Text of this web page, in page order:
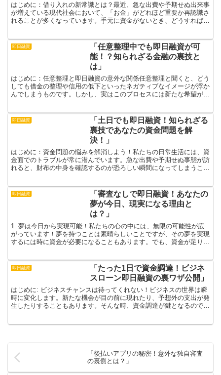
はじめに：借り入れの新常識とは？最近、急な出費や予期せぬ出来事
が増えている現代社会において、「お金」がどれほど重要か再認識さ
れることが多くなっています。手元に資金がないとき、どうすればい
即日融資
「任意整理中でも即日融資が可
能！？知られざる金融の裏技と
は」
はじめに：任意整理と即日融資の意外な関係任意整理と聞くと、どう
しても借金の整理や信用の低下といったネガティブなイメージが浮か
んでしまうものです。しかし、実はこのプロセスには新たな希望が潜
即日融資
「土日でも即日融資！知られざる
裏技であなたの資金問題を解
決！」
はじめに：資金問題の悩みを解消しよう！私たちの日常生活には、資
金面でのトラブルが常に潜んでいます。急な出費や予期せぬ事態が訪
れると、財布の中身を確認するのが恐ろしい瞬間になってしまうこと
即日融資
「審査なしで即日融資！あなたの
夢が今日、現実になる理由と
は？」
1. 夢は今日から実現可能！私たちの心の中には、無限の可能性が広
がっています！夢を持つことは素晴らしいことですが、その夢を実現
するには時に資金が必要になることもあります。でも、資金が足りな
即日融資
「たった1日で資金調達！ビジネ
スローン即日融資の裏ワザ公開」
はじめに: ビジネスチャンスは待ってくれない！ビジネスの世界は瞬
時に変化します。新たな機会が目の前に現れたり、予想外の支出が発
生したりすることもあります。そんな時、資金調達が鍵となるので
「後払いアプリの秘密！意外な独自審査
の裏側とは？」